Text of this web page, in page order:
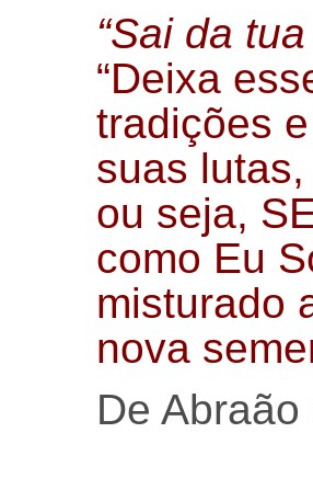
“Sai da
“Deixa
tradições
suas
ou seja,
como Eu
misturado
nova
De